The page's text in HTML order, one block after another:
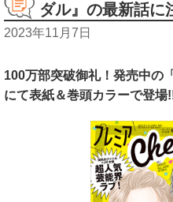
ダル』の最新話に
2023年11月7日
100万部突破御礼！発売中の
にて表紙＆巻頭カラーで登場